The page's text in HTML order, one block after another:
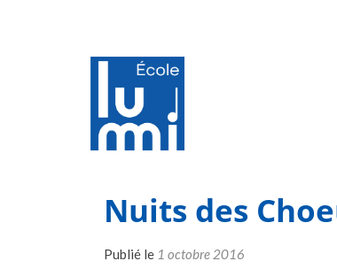
Nuits des
Publié le 1 octobre 2016